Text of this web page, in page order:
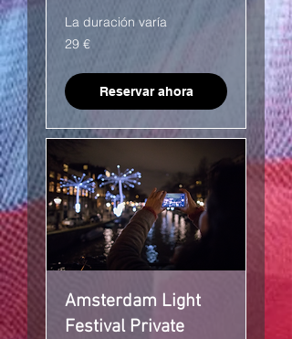
La duración varía
29
euros
29 €
Reservar ahora
Amsterdam Light
Festival Private